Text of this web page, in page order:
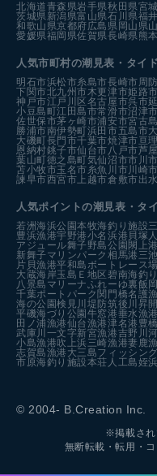
北海道青森県岩手県秋田県宮
茨城県新潟県富山県石川県福
和歌山県京都府広島県 岡山県
愛媛県福岡県佐賀県長崎県熊
人気市町村の潮見表・タイ
明石市浜松市糸島市長崎市周
下関市北九州市木更津市姫路市
神戸市江戸川区 名古屋市呉市
小豆島町江田島市常滑市沼津市
佐世保市茅ヶ崎市浦安市宮古
勝浦市南伊勢町浜田市五島市
大磯町長門市千葉市焼津市亘
恩納村銚子市仙台市八戸市芦
葉山町徳之島町気仙沼市市川市
苫小牧市玉名市糸魚川市川崎市
諫早市西宮市 上越市倉敷市出
人気ポイントの潮見表・タ
若洲海浜公園本牧海釣り施設
豊浜漁港宇野港小名浜港 貝塚
アジュール舞子野島公園 閖上港
新舞子マリンパーク 相馬港 三
片貝漁港平和島ボートレース場
大蔵海岸玉島Ｅ地区 碧南海釣
八景島マリーナふれーゆ裏飯
千葉ポートパーク 関門橋名護
海の公園検見川堤防筑後川昇
平磯海づり公園 牛窓港垂水漁港
田ノ浦漁港仙台漁港津名港 豊橋
武庫川一文字新宮漁港吉野川
小島漁港吹上浜三崎漁港妻鹿
志賀島漁港 大三島フィッシン
市原海釣り施設本荘人工島姪
© 2004- B.Creation Inc.
※掲載され
無断転載・転用・